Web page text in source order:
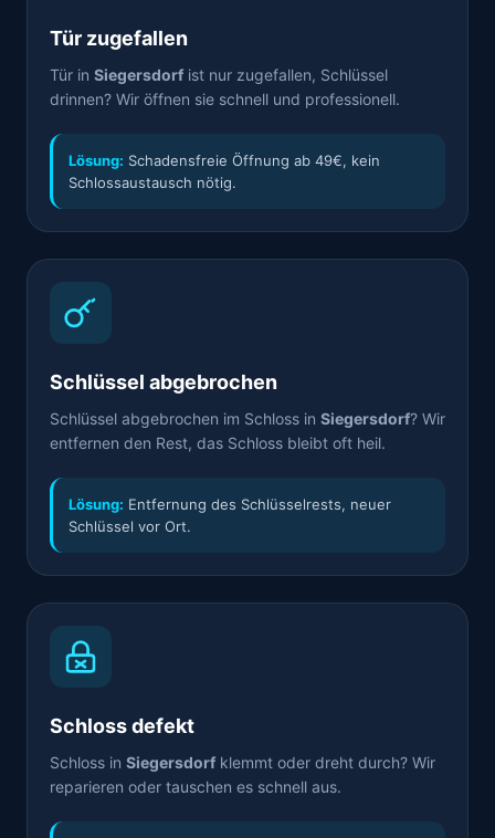
Tür zugefallen
Tür in Siegersdorf ist nur zugefallen, Schlüssel
drinnen? Wir öffnen sie schnell und professionell.
Lösung: Schadensfreie Öffnung ab 49€, kein
Schlossaustausch nötig.
Schlüssel abgebrochen
Schlüssel abgebrochen im Schloss in Siegersdorf? Wir
entfernen den Rest, das Schloss bleibt oft heil.
Lösung: Entfernung des Schlüsselrests, neuer
Schlüssel vor Ort.
Schloss defekt
Schloss in Siegersdorf klemmt oder dreht durch? Wir
reparieren oder tauschen es schnell aus.